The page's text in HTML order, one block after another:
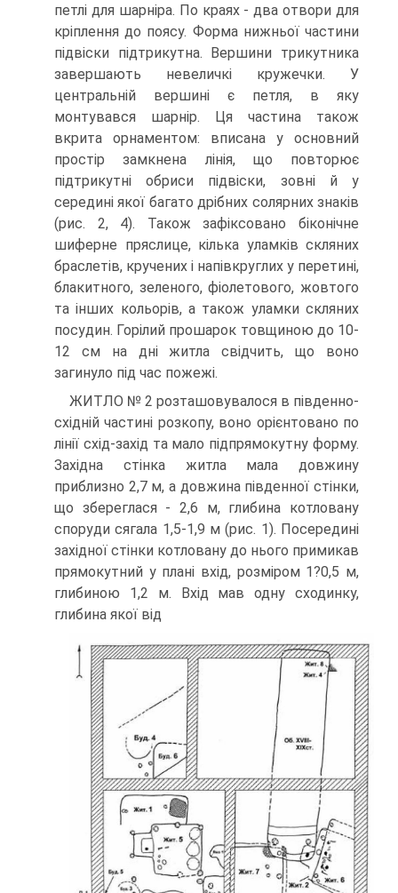
петлі для шарніра. По краях - два отвори для
кріплення до поясу. Форма нижньої частини
підвіски підтрикутна. Вершини трикутника
завершають невеличкі кружечки. У
центральній вершині є петля, в яку
монтувався шарнір. Ця частина також
вкрита орнаментом: вписана у основний
простір замкнена лінія, що повторює
підтрикутні обриси підвіски, зовні й у
середині якої багато дрібних солярних знаків
(рис. 2, 4). Також зафіксовано біконічне
шиферне пряслице, кілька уламків скляних
браслетів, кручених і напівкруглих у перетині,
блакитного, зеленого, фіолетового, жовтого
та інших кольорів, а також уламки скляних
посудин. Горілий прошарок товщиною до 10-
12 см на дні житла свідчить, що воно
загинуло під час пожежі.
ЖИТЛО № 2 розташовувалося в південно-
східній частині розкопу, воно орієнтовано по
лінії схід-захід та мало підпрямокутну форму.
Західна стінка житла мала довжину
приблизно 2,7 м, а довжина південної стінки,
що збереглася - 2,6 м, глибина котловану
споруди сягала 1,5-1,9 м (рис. 1). Посередині
західної стінки котловану до нього примикав
прямокутний у плані вхід, розміром 1?0,5 м,
глибиною 1,2 м. Вхід мав одну сходинку,
глибина якої від